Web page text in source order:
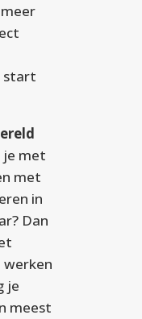
start
je met
met
in
Dan
werken
je
meest